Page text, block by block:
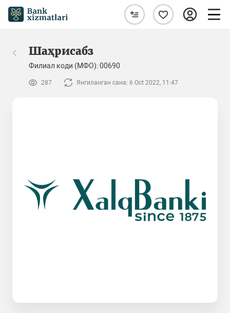
Шаҳрисабз
Филиал коди (МФО): 00690
287 Янгиланган сана: 6 Oct 2022, 11:47